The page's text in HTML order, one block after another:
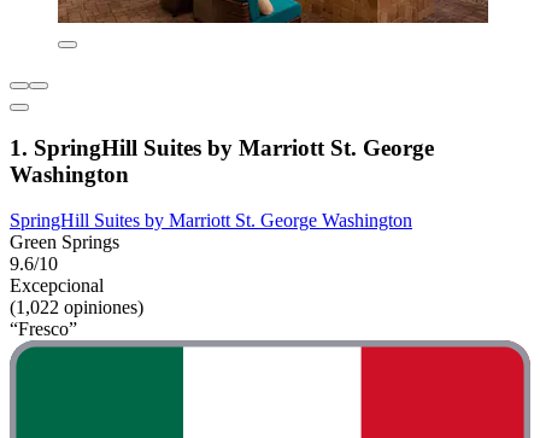
1. SpringHill Suites by Marriott St. George
Washington
SpringHill Suites by Marriott St. George Washington
Green Springs
9.6/10
Excepcional
(1,022 opiniones)
“Fresco”